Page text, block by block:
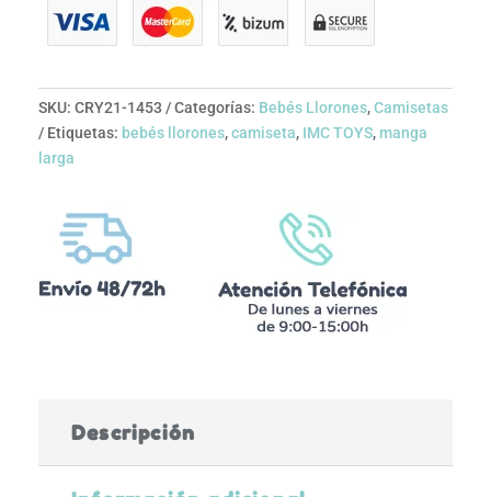
SKU: CRY21-1453 Categorías: Bebés Llorones,Camisetas
Etiquetas: bebés llorones,camiseta, IMC TOYS, manga
larga
Descripción